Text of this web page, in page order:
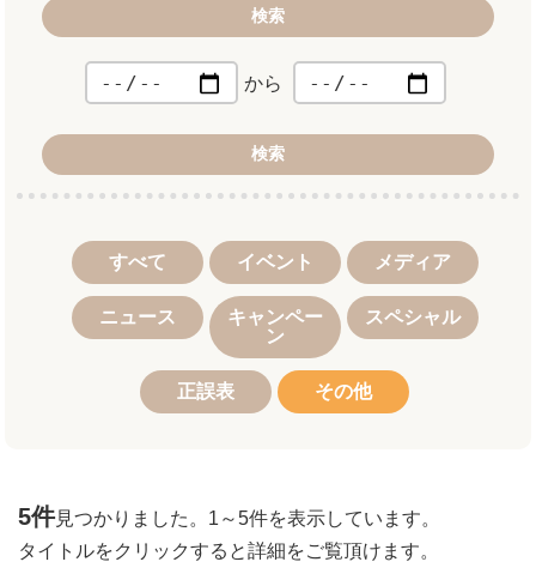
検索
から
検索
すべて イベント メディア
ニュース
キャンペー
ン
スペシャル
正誤表 その他
5件見つかりました。 1～5件を表示しています。
タイトルをクリックすると詳細をご覧頂けます。